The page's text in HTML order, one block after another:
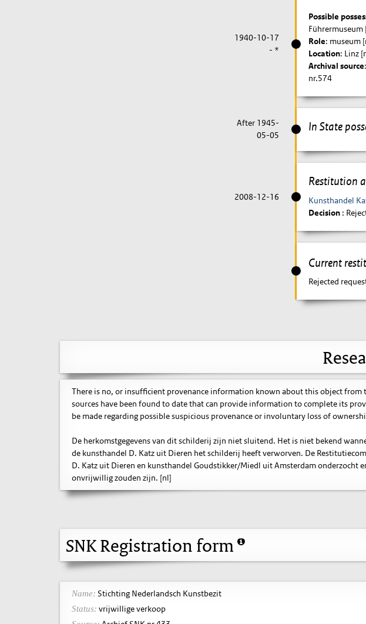
1940-10-17
- *
Possible
Führermuseum
Role: museum
Location: Linz
Archival source
nr.574
In State
After 1945-
05-05
Restitution
2008-12-16
Kunsthandel
Decision :
Current
Rejected
There is no, or insufficient provenance information known about this object
sources have been found to date that can provide information to complete its
be made regarding possible suspicious provenance or involuntary loss of
De herkomstgegevens van dit schilderij zijn niet sluitend. Het is niet bekend
de kunsthandel D. Katz uit Dieren het schilderij heeft verworven. De
D. Katz uit Dieren en kunsthandel Goudstikker/Miedl uit Amsterdam onderzocht
onvrijwillig zouden zijn. [nl]
SNK Registration form
Name: Stichting Nederlandsch Kunstbezit
Status: vrijwillige verkoop